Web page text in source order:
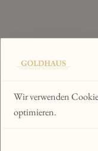
Wir verwenden
optimieren.